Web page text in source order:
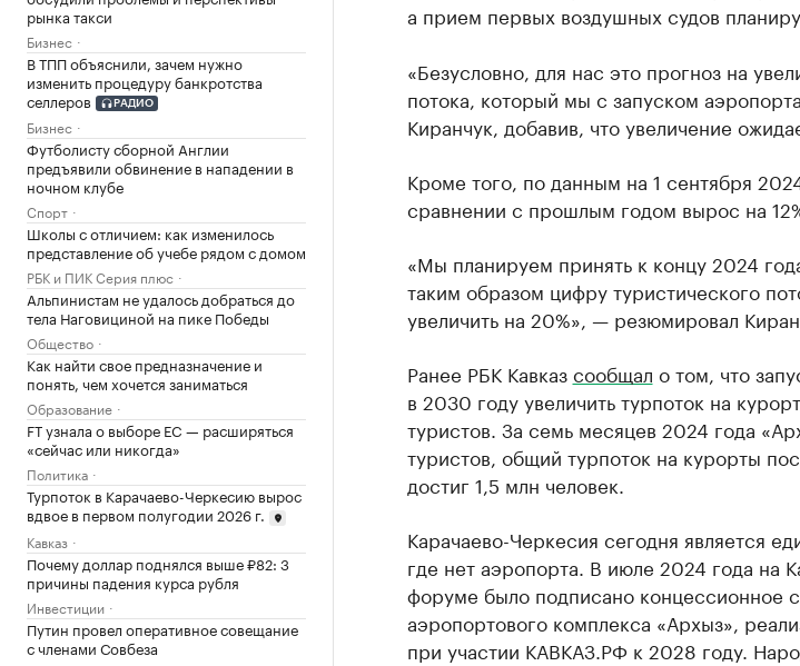
рынка такси
Бизнес
В ТПП объяснили, зачем нужно
изменить процедуру банкротства
селлеров
РАДИО
Бизнес
Футболисту сборной Англии
предъявили обвинение в нападении в
ночном клубе
Спорт
Школы с отличием: как изменилось
представление об учебе рядом с домом
РБК и ПИК Серия плюс
Альпинистам не удалось добраться до
тела Наговициной на пике Победы
Общество
Как найти свое предназначение и
понять, чем хочется заниматься
Образование
FT узнала о выборе ЕС — расширяться
«сейчас или никогда»
Политика
Турпоток в Карачаево-Черкесию вырос
вдвое в первом полугодии 2026 г.
Кавказ
Почему доллар поднялся выше ₽82: 3
причины падения курса рубля
Инвестиции
Путин провел оперативное совещание
с членами Совбеза
а прием первых воздушных судов
«Безусловно, для нас это прогноз на
потока, который мы с запуском
Киранчук, добавив, что увеличение
Кроме того, по данным на 1 сентября
сравнении с прошлым годом вырос на
«Мы планируем принять к концу 2024
таким образом цифру туристического
увеличить на 20%», — резюмировал
Ранее РБК Кавказсообщал о том, что
в 2030 году увеличить турпоток на
туристов. За семь месяцев 2024 года
туристов, общий турпоток на курорты
достиг 1,5 млн человек.
Карачаево-Черкесия сегодня является
где нет аэропорта. В июле 2024 года на
форуме было подписано концессионное
аэропортового комплекса «Архыз»,
при участии КАВКАЗ.РФ к 2028 году.